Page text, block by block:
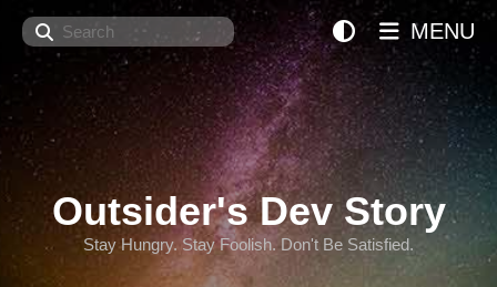
Search
Outsider's Dev Story
Stay Hungry. Stay Foolish. Don't Be Satisfied.
MENU